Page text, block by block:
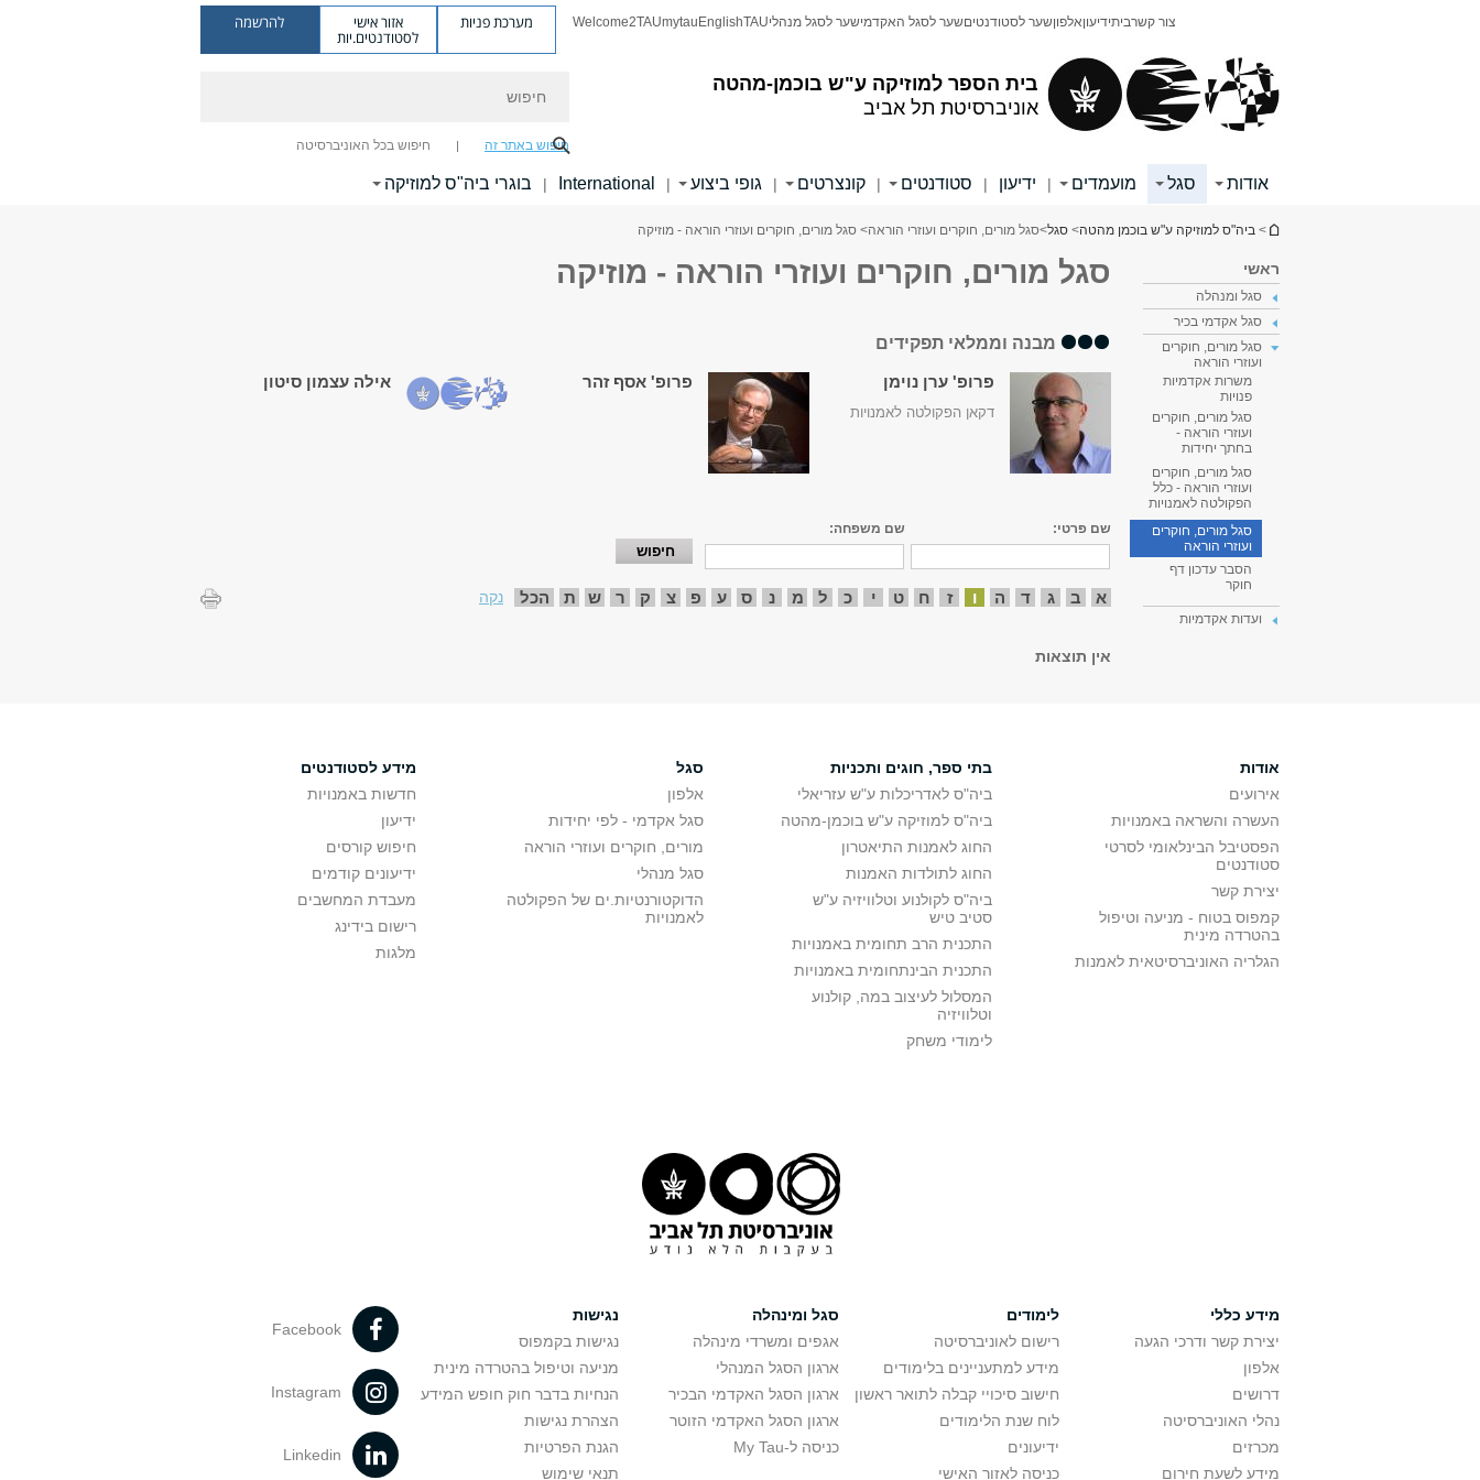
בית הספר למוזיקה ע"ש בוכמן-מהטה
אוניברסיטת תל אביב
צור קשרביתידיעוןאלפוןשער לסטודנטיםשער לסגל האקדמישער לסגל מנהליTAU
English
mytau
Welcome2TAU מערכת פניות אזור אישי
לסטודנטים.יות
להרשמה
חיפוש באתר זה חיפוש בכל האוניברסיטה
אודות סגל מועמדים | ידיעון | סטודנטים | קונצרטים | גופי ביצוע |
International
| בוגרי ביה"ס למוזיקה
הינך נמצא כאן
> ביה"ס למוזיקה ע"ש בוכמן מהטה> סגל>סגל מורים, חוקרים ועוזרי הוראה> סגל מורים, חוקרים ועוזרי הוראה - מוזיקה
ראשי
סגל ומנהלה
סגל אקדמי בכיר
סגל מורים, חוקרים
ועוזרי הוראה
משרות אקדמיות
פנויות
סגל מורים, חוקרים
ועוזרי הוראה -
בחתך יחידות
סגל מורים, חוקרים
ועוזרי הוראה - כלל
הפקולטה לאמנויות
סגל מורים, חוקרים
ועוזרי הוראה
הסבר עדכון דף
חוקר
ועדות אקדמיות
סגל מורים, חוקרים ועוזרי הוראה - מוזיקה
מבנה וממלאי תפקידים
פרופ' ערן נוימן
דקאן הפקולטה לאמנויות
פרופ' אסף זהר אילה עצמון סיטון
שם פרטי: שם משפחה:
א ב ג ד ה ו ז ח ט י כ ל מ נ ס ע פ צ ק ר ש ת הכל נקה
אין תוצאות
אודות
אירועים
העשרה והשראה באמנויות
הפסטיבל הבינלאומי לסרטי
סטודנטים
יצירת קשר
קמפוס בטוח - מניעה וטיפול
בהטרדה מינית
הגלריה האוניברסיטאית לאמנות
בתי ספר, חוגים ותכניות
ביה"ס לאדריכלות ע"ש עזריאלי
ביה"ס למוזיקה ע"ש בוכמן-מהטה
החוג לאמנות התיאטרון
החוג לתולדות האמנות
ביה"ס לקולנוע וטלוויזיה ע"ש
סטיב טיש
התכנית הרב תחומית באמנויות
התכנית הבינתחומית באמנויות
המסלול לעיצוב במה, קולנוע
וטלוויזיה
לימודי משחק
סגל
אלפון
סגל אקדמי - לפי יחידות
מורים, חוקרים ועוזרי הוראה
סגל מנהלי
הדוקטורנטיות.ים של הפקולטה
לאמנויות
מידע לסטודנטים
חדשות באמנויות
ידיעון
חיפוש קורסים
ידיעונים קודמים
מעבדת המחשבים
רישום בידינג
מלגות
מידע כללי
יצירת קשר ודרכי הגעה
אלפון
דרושים
נהלי האוניברסיטה
מכרזים
מידע לשעת חירום
לימודים
רישום לאוניברסיטה
מידע למתעניינים בלימודים
חישוב סיכויי קבלה לתואר ראשון
לוח שנת הלימודים
ידיעונים
כניסה לאזור האישי
סגל ומינהלה
אגפים ומשרדי מינהלה
ארגון הסגל המנהלי
ארגון הסגל האקדמי הבכיר
ארגון הסגל האקדמי הזוטר
כניסה ל-My Tau
נגישות
נגישות בקמפוס
מניעה וטיפול בהטרדה מינית
הנחיות בדבר חוק חופש המידע
הצהרת נגישות
הגנת הפרטיות
תנאי שימוש
Facebook
Instagram
Linkedin